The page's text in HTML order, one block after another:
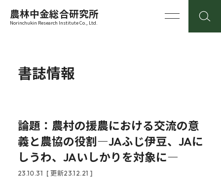
農林中金総合研究所
Norinchukin Research Institute Co., Ltd.
書誌情報
論題：農村の援農における交流の意
義と農協の役割―JAふじ伊豆、JAに
しうわ、JAいしかりを対象に―
23.10.31 [ 更新23.12.21 ]